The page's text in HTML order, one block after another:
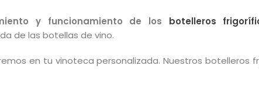
y funcionamiento de los botelleros
de las botellas de vino.
en tu vinoteca personalizada. Nuestros botelleros